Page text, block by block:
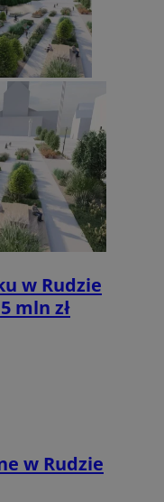
w Rudzie
mln zł
w Rudzie